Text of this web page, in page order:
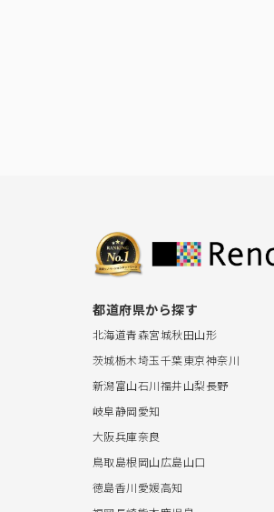
都道府県から探す
北海道青森宮城秋田山形
茨城栃木埼玉千葉東京神奈川
新潟富山石川福井山梨長野
岐阜静岡愛知
大阪兵庫奈良
鳥取島根岡山広島山口
徳島香川愛媛高知